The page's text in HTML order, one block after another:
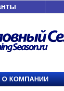
О КОМПАНИИ